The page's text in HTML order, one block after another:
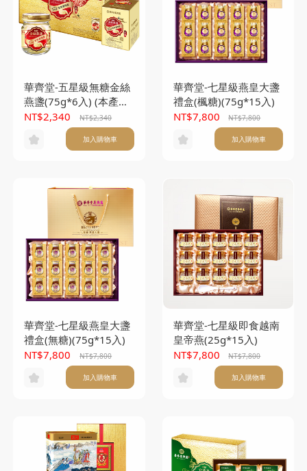
華齊堂-五星級無糖金絲
燕盞(75g*6入) (本產品
不另附提袋)
NT$2,340 NT$2,340
加入購物車
華齊堂-七星級燕皇大盞
禮盒(楓糖)(75g*15入)
NT$7,800
NT$7,800
加入購物車
華齊堂-七星級燕皇大盞
禮盒(無糖)(75g*15入)
NT$7,800
NT$7,800
加入購物車
華齊堂-七星級即食越南
皇帝燕(25g*15入)
NT$7,800
NT$7,800
加入購物車